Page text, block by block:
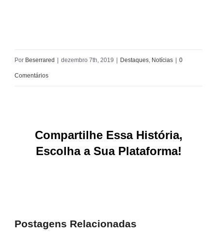
Por Beserrared | dezembro 7th, 2019 | Destaques Notícias | 0
Comentários
Compartilhe Essa História,
Escolha a Sua Plataforma!
Postagens Relacionadas